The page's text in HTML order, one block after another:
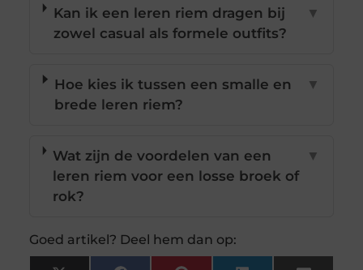
Kan ik een leren riem dragen bij
zowel casual als formele outfits?
▼
Hoe kies ik tussen een smalle en
brede leren riem?
▼
Wat zijn de voordelen van een
leren riem voor een losse broek of
rok?
▼
Goed artikel? Deel hem dan op: